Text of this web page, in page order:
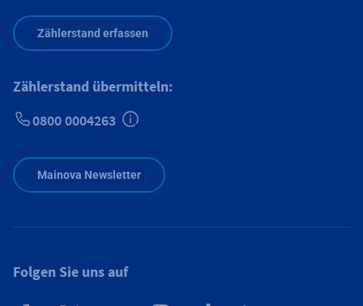
Zählerstand erfassen
Zählerstand übermitteln:
0800 0004263
Mainova Newsletter
Folgen Sie uns auf